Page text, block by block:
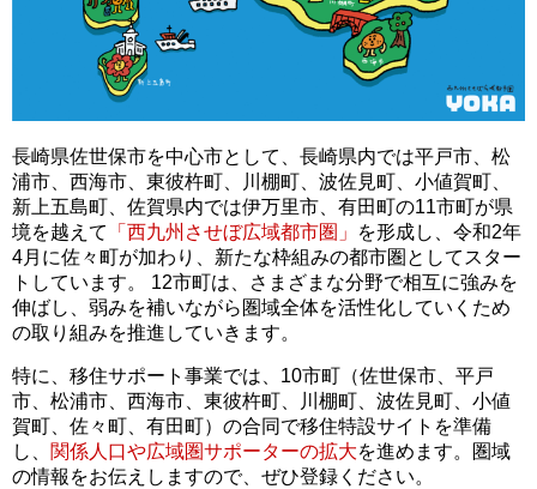
長崎県佐世保市を中心市として、長崎県内では平戸市、松
浦市、西海市、東彼杵町、川棚町、波佐見町、小値賀町、
新上五島町、佐賀県内では伊万里市、有田町の11市町が県
境を越えて
「西九州させぼ広域都市圏」
を形成し、令和2年
4月に佐々町が加わり、新たな枠組みの都市圏としてスター
トしています。 12市町は、さまざまな分野で相互に強みを
伸ばし、弱みを補いながら圏域全体を活性化していくため
の取り組みを推進していきます。
特に、移住サポート事業では、10市町（佐世保市、平戸
市、松浦市、西海市、東彼杵町、川棚町、波佐見町、小値
賀町、佐々町、有田町）の合同で移住特設サイトを準備
し、 関係人口や広域圏サポーターの拡大を進めます。圏域
の情報をお伝えしますので、ぜひ登録ください。